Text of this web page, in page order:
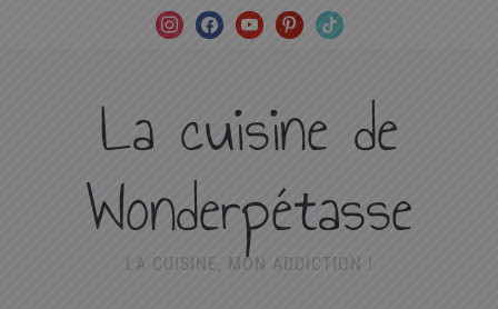
instagramfacebookyoutubepinteresttiktok
La cuisine de
Wonderpétasse
LA CUISINE, MON ADDICTION !